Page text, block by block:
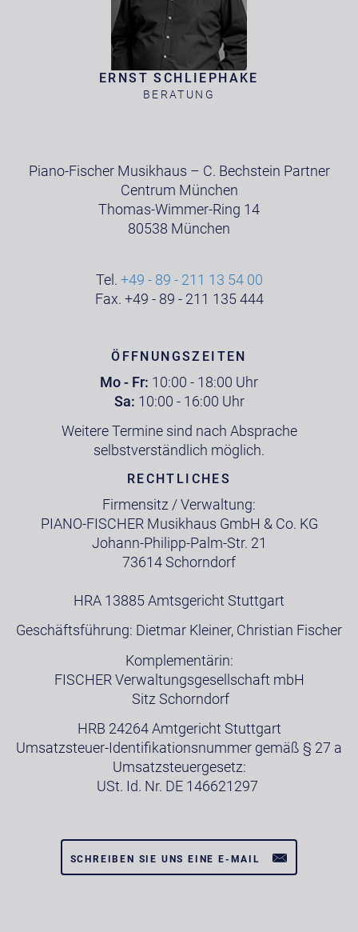
ERNST SCHLIEPHAKE
BERATUNG
Piano-Fischer Musikhaus – C. Bechstein Partner
Centrum München
Thomas-Wimmer-Ring 14
80538 München
Tel. +49 - 89 - 211 13 54 00
Fax. +49 - 89 - 211 135 444
ÖFFNUNGSZEITEN
Mo - Fr: 10:00 - 18:00 Uhr
Sa: 10:00 - 16:00 Uhr
Weitere Termine sind nach Absprache
selbstverständlich möglich.
RECHTLICHES
Firmensitz / Verwaltung:
PIANO-FISCHER Musikhaus GmbH & Co. KG
Johann-Philipp-Palm-Str. 21
73614 Schorndorf
HRA 13885 Amtsgericht Stuttgart
Geschäftsführung: Dietmar Kleiner, Christian Fischer
Komplementärin:
FISCHER Verwaltungsgesellschaft mbH
Sitz Schorndorf
HRB 24264 Amtgericht Stuttgart
Umsatzsteuer-Identifikationsnummer gemäß § 27 a
Umsatzsteuergesetz:
USt. Id. Nr. DE 146621297
SCHREIBEN SIE UNS EINE E-MAIL